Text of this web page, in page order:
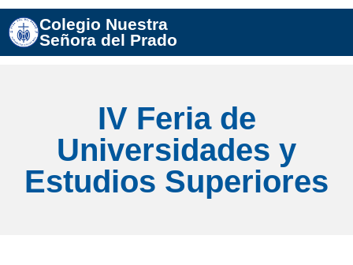
Colegio Nuestra
Señora del Prado
IV Feria de
Universidades y
Estudios Superiores